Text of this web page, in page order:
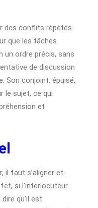
des conflits répétés
que les tâches
un ordre précis, sans
de discussion
Son conjoint, épuisé,
le sujet, ce qui
et
il faut s’aligner et
si l’interlocuteur
qu’il est